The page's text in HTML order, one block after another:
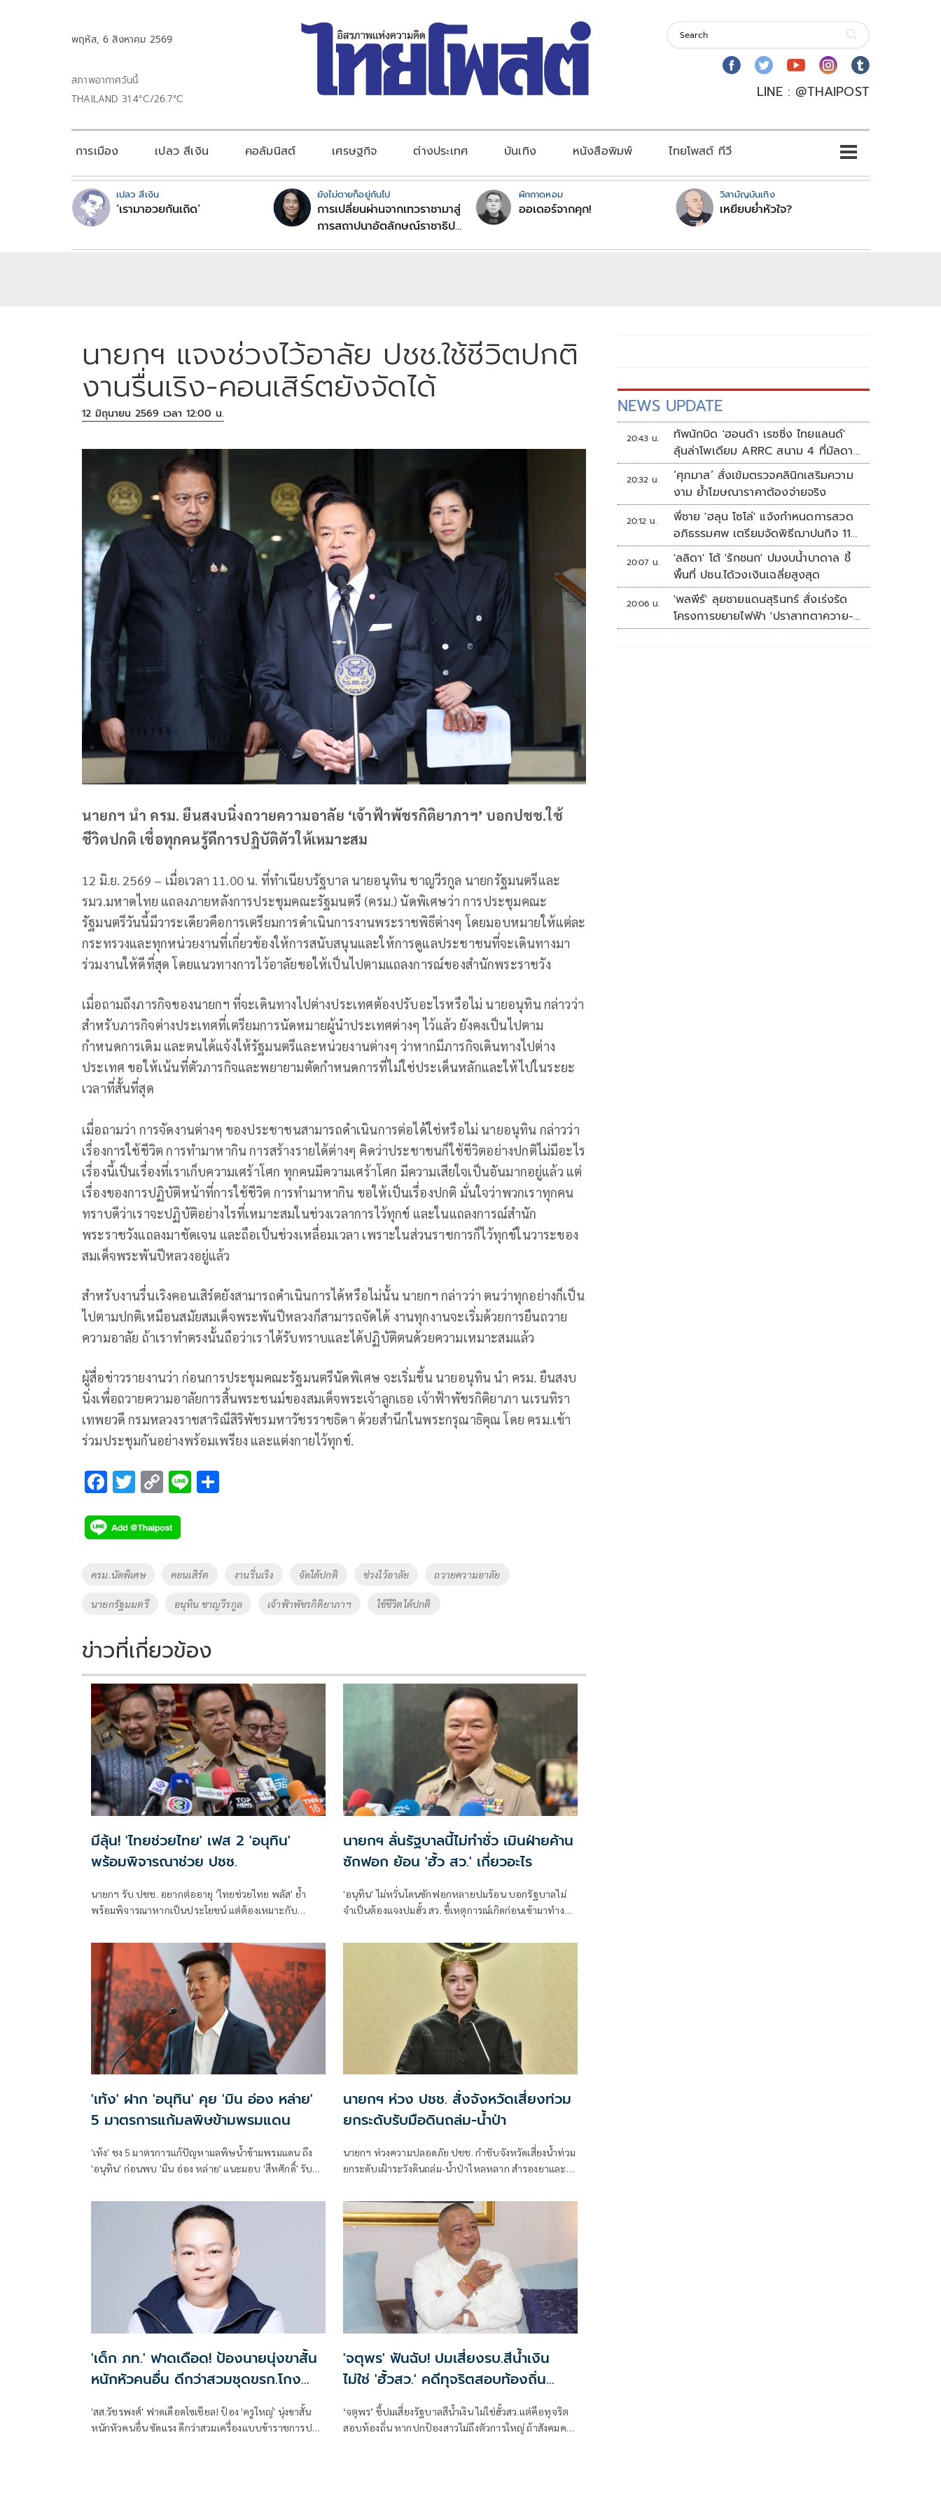
พฤหัส, 6 สิงหาคม 2569
สภาพอากาศวันนี้
THAILAND 31.4°C/26.7°C
LINE : @THAIPOST
การเมือง เปลว สีเงิน คอลัมนิสต์ เศรษฐกิจ ต่างประเทศ บันเทิง หนังสือพิมพ์ ไทยโพสต์ ทีวี
เปลว สีเงิน
‘เรามาอวยกันเถิด’
ยังไม่ตายก็อยู่กันไป
การเปลี่ยนผ่านจากเทวราชามาสู่
การสถาปนาอัตลักษณ์ราชาธิป
ผักกาดหอม
ออเดอร์จากคุก!
วิสามัญบันเทิง
เหยียบย่ำหัวใจ?
นายกฯ แจงช่วงไว้อาลัย ปชช.ใช้ชีวิตปกติ
งานรื่นเริง-คอนเสิร์ตยังจัดได้
12 มิถุนายน 2569 เวลา 12:00 น.
นายกฯ นำ ครม. ยืนสงบนิ่งถวายความอาลัย ‘เจ้าฟ้าพัชรกิติยาภาฯ’ บอกปชช.ใช้
ชีวิตปกติ เชื่อทุกคนรู้ดีการปฏิบัติตัวให้เหมาะสม
12 มิ.ย. 2569 – เมื่อเวลา 11.00 น. ที่ทำเนียบรัฐบาล นายอนุทิน ชาญวีรกูล นายกรัฐมนตรีและ
รมว.มหาดไทย แถลงภายหลังการประชุมคณะรัฐมนตรี (ครม.) นัดพิเศษว่า การประชุมคณะ
รัฐมนตรีวันนี้มีวาระเดียวคือการเตรียมการดำเนินการงานพระราชพิธีต่างๆ โดยมอบหมายให้แต่ละ
กระทรวงและทุกหน่วยงานที่เกี่ยวข้องให้การสนับสนุนและให้การดูแลประชาชนที่จะเดินทางมา
ร่วมงานให้ดีที่สุด โดยแนวทางการไว้อาลัยขอให้เป็นไปตามแถลงการณ์ของสำนักพระราชวัง
เมื่อถามถึงภารกิจของนายกฯ ที่จะเดินทางไปต่างประเทศต้องปรับอะไรหรือไม่ นายอนุทิน กล่าวว่า
สำหรับภารกิจต่างประเทศที่เตรียมการนัดหมายผู้นำประเทศต่างๆ ไว้แล้ว ยังคงเป็นไปตาม
กำหนดการเดิม และตนได้แจ้งให้รัฐมนตรีและหน่วยงานต่างๆ ว่าหากมีภารกิจเดินทางไปต่าง
ประเทศ ขอให้เน้นที่ตัวภารกิจและพยายามตัดกำหนดการที่ไม่ใช่ประเด็นหลักและให้ไปในระยะ
เวลาที่สั้นที่สุด
เมื่อถามว่า การจัดงานต่างๆ ของประชาชนสามารถดำเนินการต่อได้ใช่หรือไม่ นายอนุทิน กล่าวว่า
เรื่องการใช้ชีวิต การทำมาหากิน การสร้างรายได้ต่างๆ คิดว่าประชาชนก็ใช้ชีวิตอย่างปกติไม่มีอะไร
เรื่องนี้เป็นเรื่องที่เราเก็บความเศร้าโศก ทุกคนมีความเศร้าโศก มีความเสียใจเป็นอันมากอยู่แล้ว แต่
เรื่องของการปฏิบัติหน้าที่การใช้ชีวิต การทำมาหากิน ขอให้เป็นเรื่องปกติ มั่นใจว่าพวกเราทุกคน
ทราบดีว่าเราจะปฏิบัติอย่างไรที่เหมาะสมในช่วงเวลาการไว้ทุกข์ และในแถลงการณ์สำนัก
พระราชวังแถลงมาชัดเจน และถือเป็นช่วงเหลื่อมเวลา เพราะในส่วนราชการก็ไว้ทุกข์ในวาระของ
สมเด็จพระพันปีหลวงอยู่แล้ว
สำหรับงานรื่นเริงคอนเสิร์ตยังสามารถดำเนินการได้หรือไม่นั้น นายกฯ กล่าวว่า ตนว่าทุกอย่างก็เป็น
ไปตามปกติเหมือนสมัยสมเด็จพระพันปีหลวงก็สามารถจัดได้ งานทุกงานจะเริ่มด้วยการยืนถวาย
ความอาลัย ถ้าเราทำตรงนั้นถือว่าเราได้รับทราบและได้ปฏิบัติตนด้วยความเหมาะสมแล้ว
ผู้สื่อข่าวรายงานว่า ก่อนการประชุมคณะรัฐมนตรีนัดพิเศษ จะเริ่มขึ้น นายอนุทิน นำ ครม. ยืนสงบ
นิ่งเพื่อถวายความอาลัยการสิ้นพระชนม์ของสมเด็จพระเจ้าลูกเธอ เจ้าฟ้าพัชรกิติยาภา นเรนทิรา
เทพยวดี กรมหลวงราชสาริณีสิริพัชรมหาวัชรราชธิดา ด้วยสำนึกในพระกรุณาธิคุณ โดย ครม.เข้า
ร่วมประชุมกันอย่างพร้อมเพรียง และแต่งกายไว้ทุกข์.
F
e
b
o
o
k
T
tt
er
C
p
y
Li
Li
Tags
ครม.นัดพิเศษ คอนเสิร์ต งานรื่นเริง จัดได้ปกติ ช่วงไว้อาลัย ถวายความอาลัย
นายกรัฐมมตรี อนุทิน ชาญวีรกูล เจ้าฟ้าพัชรกิติยาภาฯ ใช้ชีวิตได้ปกติ
ข่าวที่เกี่ยวข้อง
มีลุ้น! 'ไทยช่วยไทย' เฟส 2 'อนุทิน'
พร้อมพิจารณาช่วย ปชช.
นายกฯ รับ ปชช. อยากต่ออายุ 'ไทยช่วยไทย พลัส' ย้ำ
พร้อมพิจารณาหากเป็นประโยชน์ แต่ต้องเหมาะกับ
ขาสั้นเดินตลาด 'ก็ลมมันเย็น'
นายกฯ ลั่นรัฐบาลนี้ไม่ทำชั่ว เมินฝ่ายค้าน
ซักฟอก ย้อน 'ฮั้ว สว.' เกี่ยวอะไร
'อนุทิน' ไม่หวั่นโดนซักฟอกหลายปมร้อน บอกรัฐบาลไม่
จำเป็นต้องแจงปมฮั้ว สว. ชี้เหตุการณ์เกิดก่อนเข้ามาทำงาน
องครักษ์พิทักษ์
'เท้ง' ฝาก 'อนุทิน' คุย 'มิน อ่อง หล่าย'
5 มาตรการแก้มลพิษข้ามพรมแดน
'เท้ง' ชง 5 มาตรการแก้ปัญหามลพิษน้ำข้ามพรมแดน ถึง
'อนุทิน' ก่อนพบ 'มิน อ่อง หล่าย' แนะมอบ 'สีหศักดิ์' รับผิด
นายกฯ ห่วง ปชช. สั่งจังหวัดเสี่ยงท่วม
ยกระดับรับมือดินถล่ม-น้ำป่า
นายกฯ ห่วงความปลอดภัย ปชช. กำชับจังหวัดเสี่ยงน้ำท่วม
ยกระดับเฝ้าระวังดินถล่ม-น้ำป่าไหลหลาก สำรองยาและ
ชิด
'เด็ก ภท.' ฟาดเดือด! ป้องนายนุ่งขาสั้น
หนักหัวคนอื่น ดีกว่าสวมชุดขรก.โกง
'สส.วัชรพงศ์' ฟาดเดือดโซเชียล! ป้อง 'ครูใหญ่' นุ่งขาสั้น
หนักหัวคนอื่น ซัดแรง ดีกว่าสวมเครื่องแบบข้าราชการปล้น
'จตุพร' ฟันฉับ! ปมเสี่ยงรบ.สีน้ำเงิน
ไม่ใช่ 'ฮั้วสว.' คดีทุจริตสอบท้องถิ่น
สาหัสกว่า หากสังคมคาใจ
‘จตุพร’ ชี้ปมเสี่ยงรัฐบาลสีน้ำเงิน ไม่ใช่ฮั้วสว.แต่คือทุจริต
สอบท้องถิ่น หากปกป้องสาวไม่ถึงตัวการใหญ่ ถ้าสังคมคา
NEWS UPDATE
20:43 น.
ทัพนักบิด 'ฮอนด้า เรซซิ่ง ไทยแลนด์'
ลุ้นล่าโพเดียม ARRC สนาม 4 ที่มัลดาลิ
กา
20:32 น.
‘ศุภมาส’ สั่งเข้มตรวจคลินิกเสริมความ
งาม ย้ำโฆษณาราคาต้องจ่ายจริง
20:12 น.
พี่ชาย 'ฮลุน โซโล่' แจ้งกำหนดการสวด
อภิธรรมศพ เตรียมจัดพิธีฌาปนกิจ 11
ส.ค.
20:07 น.
'ลลิดา' โต้ 'รักชนก' ปมงบน้ำบาดาล ชี้
พื้นที่ ปชน.ได้วงเงินเฉลี่ยสูงสุด
20:06 น.
'พลพีร์' ลุยชายแดนสุรินทร์ สั่งเร่งรัด
โครงการขยายไฟฟ้า 'ปราสาทตาควาย-
เนิน 350'